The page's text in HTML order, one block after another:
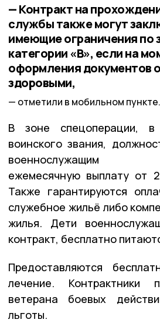
— Контракт на
службы также могут
имеющие ограничения по
категории «В», если на
оформления документов
здоровыми,
отметили в мобильном пункте.
В зоне спецоперации, в
воинского звания,
военнослужащим
ежемесячную выплату от
Также гарантируются
служебное жильё либо
жилья. Дети
контракт, бесплатно
Предоставляются
лечение. Контрактники
ветерана боевых
льготы.